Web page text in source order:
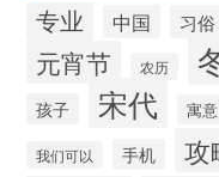
专业 中国 习俗
元宵节 农历
孩子 宋代 寓意
我们可以 手机 攻